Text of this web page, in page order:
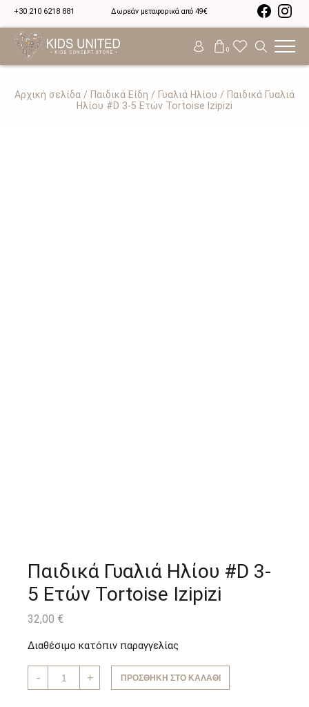
+30 210 6218 881 Δωρεάν μεταφορικά από 49€
0
Αρχική σελίδα / Παιδικά Είδη / Γυαλιά Ηλίου / Παιδικά Γυαλιά
Ηλίου #D 3-5 Ετών Tortoise Izipizi
Παιδικά Γυαλιά Ηλίου #D 3-
5 Ετών Tortoise Izipizi
32,00 €
Διαθέσιμο κατόπιν παραγγελίας
-
Παιδικά
Γυαλιά
Ηλίου
+ ΠΡΟΣΘΉΚΗ ΣΤΟ ΚΑΛΆΘΙ